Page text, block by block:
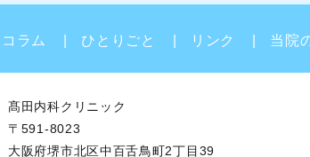
コラム ひとりごと リンク 当院
髙田内科クリニック
〒591-8023
大阪府堺市北区中百舌鳥町2丁目39